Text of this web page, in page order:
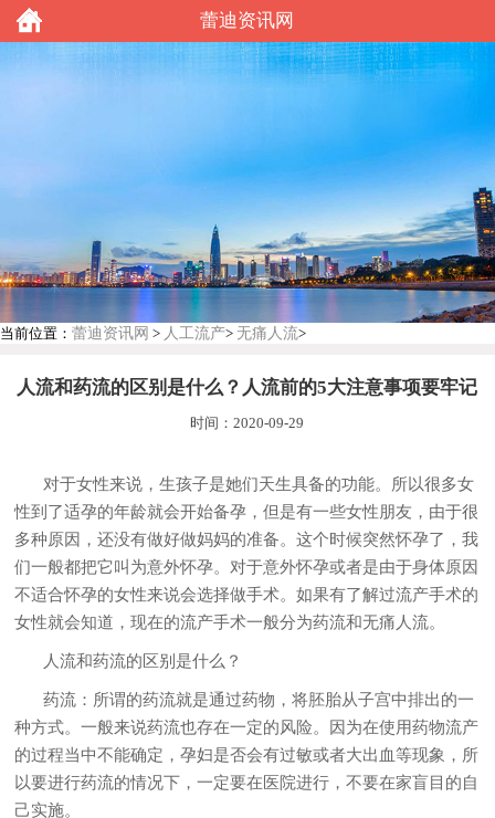
蕾迪资讯网
当前位置： 蕾迪资讯网 > 人工流产> 无痛人流>
人流和药流的区别是什么？人流前的5大注意事项要牢记
时间：2020-09-29
对于女性来说，生孩子是她们天生具备的功能。所以很多女
性到了适孕的年龄就会开始备孕，但是有一些女性朋友，由于很
多种原因，还没有做好做妈妈的准备。这个时候突然怀孕了，我
们一般都把它叫为意外怀孕。对于意外怀孕或者是由于身体原因
不适合怀孕的女性来说会选择做手术。如果有了解过流产手术的
女性就会知道，现在的流产手术一般分为药流和无痛人流。
人流和药流的区别是什么？
药流：所谓的药流就是通过药物，将胚胎从子宫中排出的一
种方式。一般来说药流也存在一定的风险。因为在使用药物流产
的过程当中不能确定，孕妇是否会有过敏或者大出血等现象，所
以要进行药流的情况下，一定要在医院进行，不要在家盲目的自
己实施。